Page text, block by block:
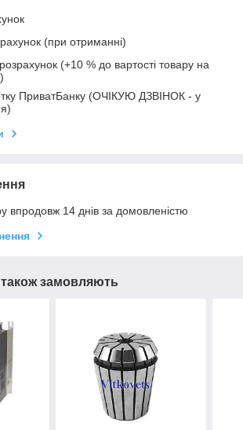
(при отриманні)
(+10 % до вартості товару на
ПриватБанку (ОЧІКУЮ ДЗВІНОК - у
впродовж 14 днів за домовленістю
замовляють